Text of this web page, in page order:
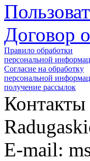
Договор
Правило обработки
персональной
Согласие на обработку
персональной
получение рассылок
Контакты
E-mail: